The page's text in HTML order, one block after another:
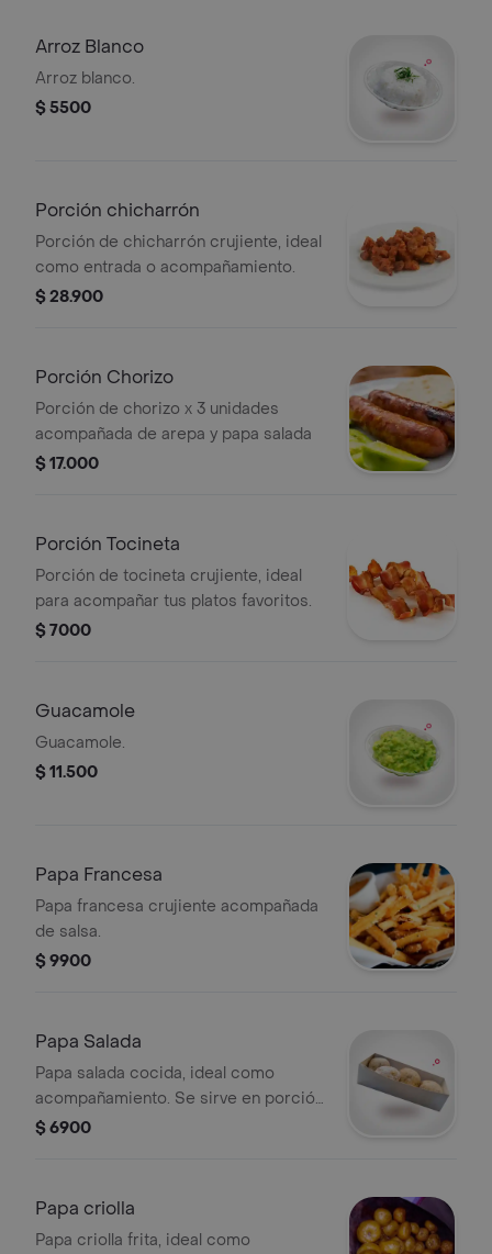
Arroz Blanco
Arroz blanco.
$ 5500
Porción chicharrón
Porción de chicharrón crujiente, ideal
como entrada o acompañamiento.
$ 28.900
Porción Chorizo
Porción de chorizo x 3 unidades
acompañada de arepa y papa salada
$ 17.000
Porción Tocineta
Porción de tocineta crujiente, ideal
para acompañar tus platos favoritos.
$ 7000
Guacamole
Guacamole.
$ 11.500
Papa Francesa
Papa francesa crujiente acompañada
de salsa.
$ 9900
Papa Salada
Papa salada cocida, ideal como
acompañamiento. Se sirve en porción
de tres unidades.
$ 6900
Papa criolla
Papa criolla frita, ideal como